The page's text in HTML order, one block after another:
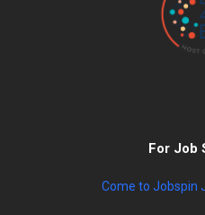
For Job
Come to Jobspin